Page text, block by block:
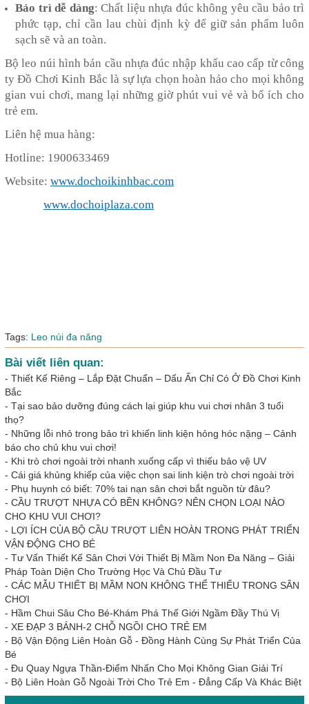
Bảo trì dễ dàng: Chất liệu nhựa đúc không yêu cầu bảo trì
phức tạp, chỉ cần lau chùi định kỳ để giữ sản phẩm luôn
sạch sẽ và an toàn.
Bộ leo núi hình bán cầu nhựa đúc nhập khẩu cao cấp từ công
ty Đồ Chơi Kinh Bắc là sự lựa chọn hoàn hảo cho mọi không
gian vui chơi, mang lại những giờ phút vui vẻ và bổ ích cho
trẻ em.
Liên hệ mua hàng:
Hotline: 1900633469
Website: www.dochoikinhbac.com
www.dochoiplaza.com
Tags: Leo núi đa năng
Bài viết liên quan:
- Thiết Kế Riêng – Lắp Đặt Chuẩn – Dấu Ấn Chỉ Có Ở Đồ Chơi Kinh
Bắc
- Tại sao bảo dưỡng đúng cách lại giúp khu vui chơi nhân 3 tuổi
thọ?
- Những lỗi nhỏ trong bảo trì khiến linh kiện hỏng hóc nặng – Cảnh
báo cho chủ khu vui chơi!
- Khi trò chơi ngoài trời nhanh xuống cấp vì thiếu bảo vệ UV
- Cái giá khủng khiếp của việc chọn sai linh kiện trò chơi ngoài trời
- Phụ huynh có biết: 70% tai nạn sân chơi bắt nguồn từ đâu?
- CẦU TRƯỢT NHỰA CÓ BỀN KHÔNG? NÊN CHỌN LOẠI NÀO
CHO KHU VUI CHƠI?
- LỢI ÍCH CỦA BỘ CẦU TRƯỢT LIÊN HOÀN TRONG PHÁT TRIỂN
VẬN ĐỘNG CHO BÉ
- Tư Vấn Thiết Kế Sân Chơi Với Thiết Bị Mầm Non Đa Năng – Giải
Pháp Toàn Diện Cho Trường Học Và Chủ Đầu Tư
- CÁC MẪU THIẾT BỊ MẦM NON KHÔNG THỂ THIẾU TRONG SÂN
CHƠI
- Hầm Chui Sâu Cho Bé-Khám Phá Thế Giới Ngầm Đầy Thú Vị
- XE ĐẠP 3 BÁNH-2 CHỖ NGỒI CHO TRẺ EM
- Bộ Vận Động Liên Hoàn Gỗ - Đồng Hành Cùng Sự Phát Triển Của
Bé
- Đu Quay Ngựa Thần-Điểm Nhấn Cho Mọi Không Gian Giải Trí
- Bộ Liên Hoàn Gỗ Ngoài Trời Cho Trẻ Em - Đẳng Cấp Và Khác Biệt